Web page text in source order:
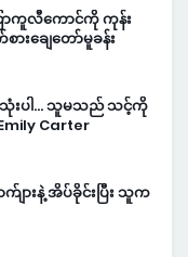
ြာကူလီကောင်ကို ကုန်း
းချေတော်မူခန်း
းပါ… သူမသည် သင့်ကို
Carter
ားနဲ့ အိပ်ခိုင်းပြီး သူက